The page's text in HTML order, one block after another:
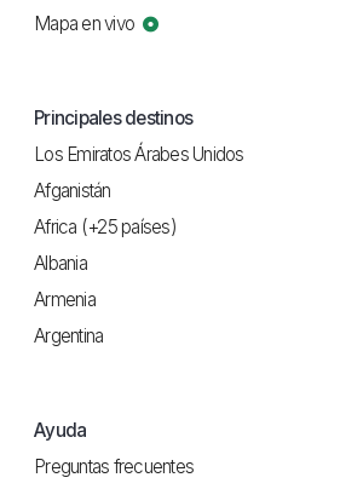
Mapa en vivo
Principales destinos
Los Emiratos Árabes Unidos
Afganistán
Africa (+25 países)
Albania
Armenia
Argentina
Ayuda
Preguntas frecuentes